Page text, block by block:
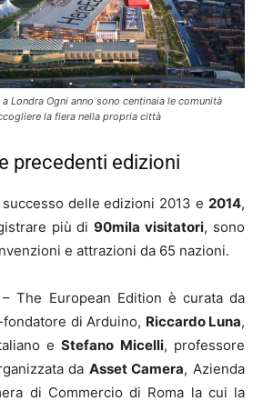
Londra Ogni anno sono centinaia le comunità
la fiera nella propria città
precedenti edizioni
successo delle edizioni 2013 e 2014,
più di90mila visitatori, sono
e attrazioni da 65 nazioni.
The European Edition è curata da
di Arduino, Riccardo Luna,
eStefano Micelli, professore
da Asset Camera, Azienda
di Commercio di Roma la cui la